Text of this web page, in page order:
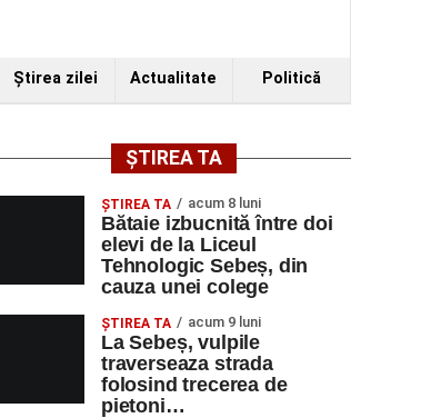
Ştirea zilei Actualitate Politică
ȘTIREA TA
ŞTIREA TA acum 8 luni
Bătaie izbucnită între doi
elevi de la Liceul
Tehnologic Sebeș, din
cauza unei colege
ŞTIREA TA acum 9 luni
La Sebeș, vulpile
traverseaza strada
folosind trecerea de
pietoni…